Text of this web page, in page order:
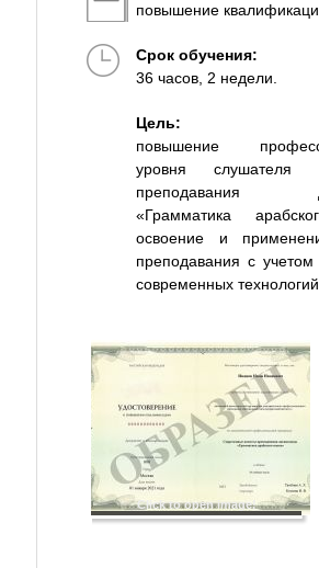
повышение
Срок обучения:
36 часов, 2 недели.
Цель:
повышение
уровня
преподавания
«Грамматика
освоение и
преподавания с учетом
современных технологий.
Click to open image!